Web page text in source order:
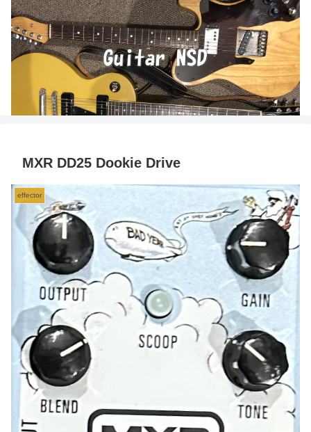
MXR DD25 Dookie Drive
effector